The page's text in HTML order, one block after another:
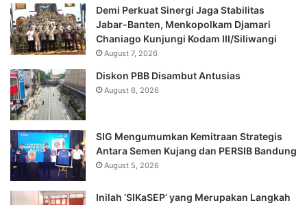
Demi Perkuat Sinergi Jaga Stabilitas
Jabar-Banten, Menkopolkam Djamari
Chaniago Kunjungi Kodam III/Siliwangi
August 7, 2026
Diskon PBB Disambut Antusias
August 6, 2026
SIG Mengumumkan Kemitraan Strategis
Antara Semen Kujang dan PERSIB Bandung
August 5, 2026
Inilah ‘SIKaSEP’ yang Merupakan Langkah